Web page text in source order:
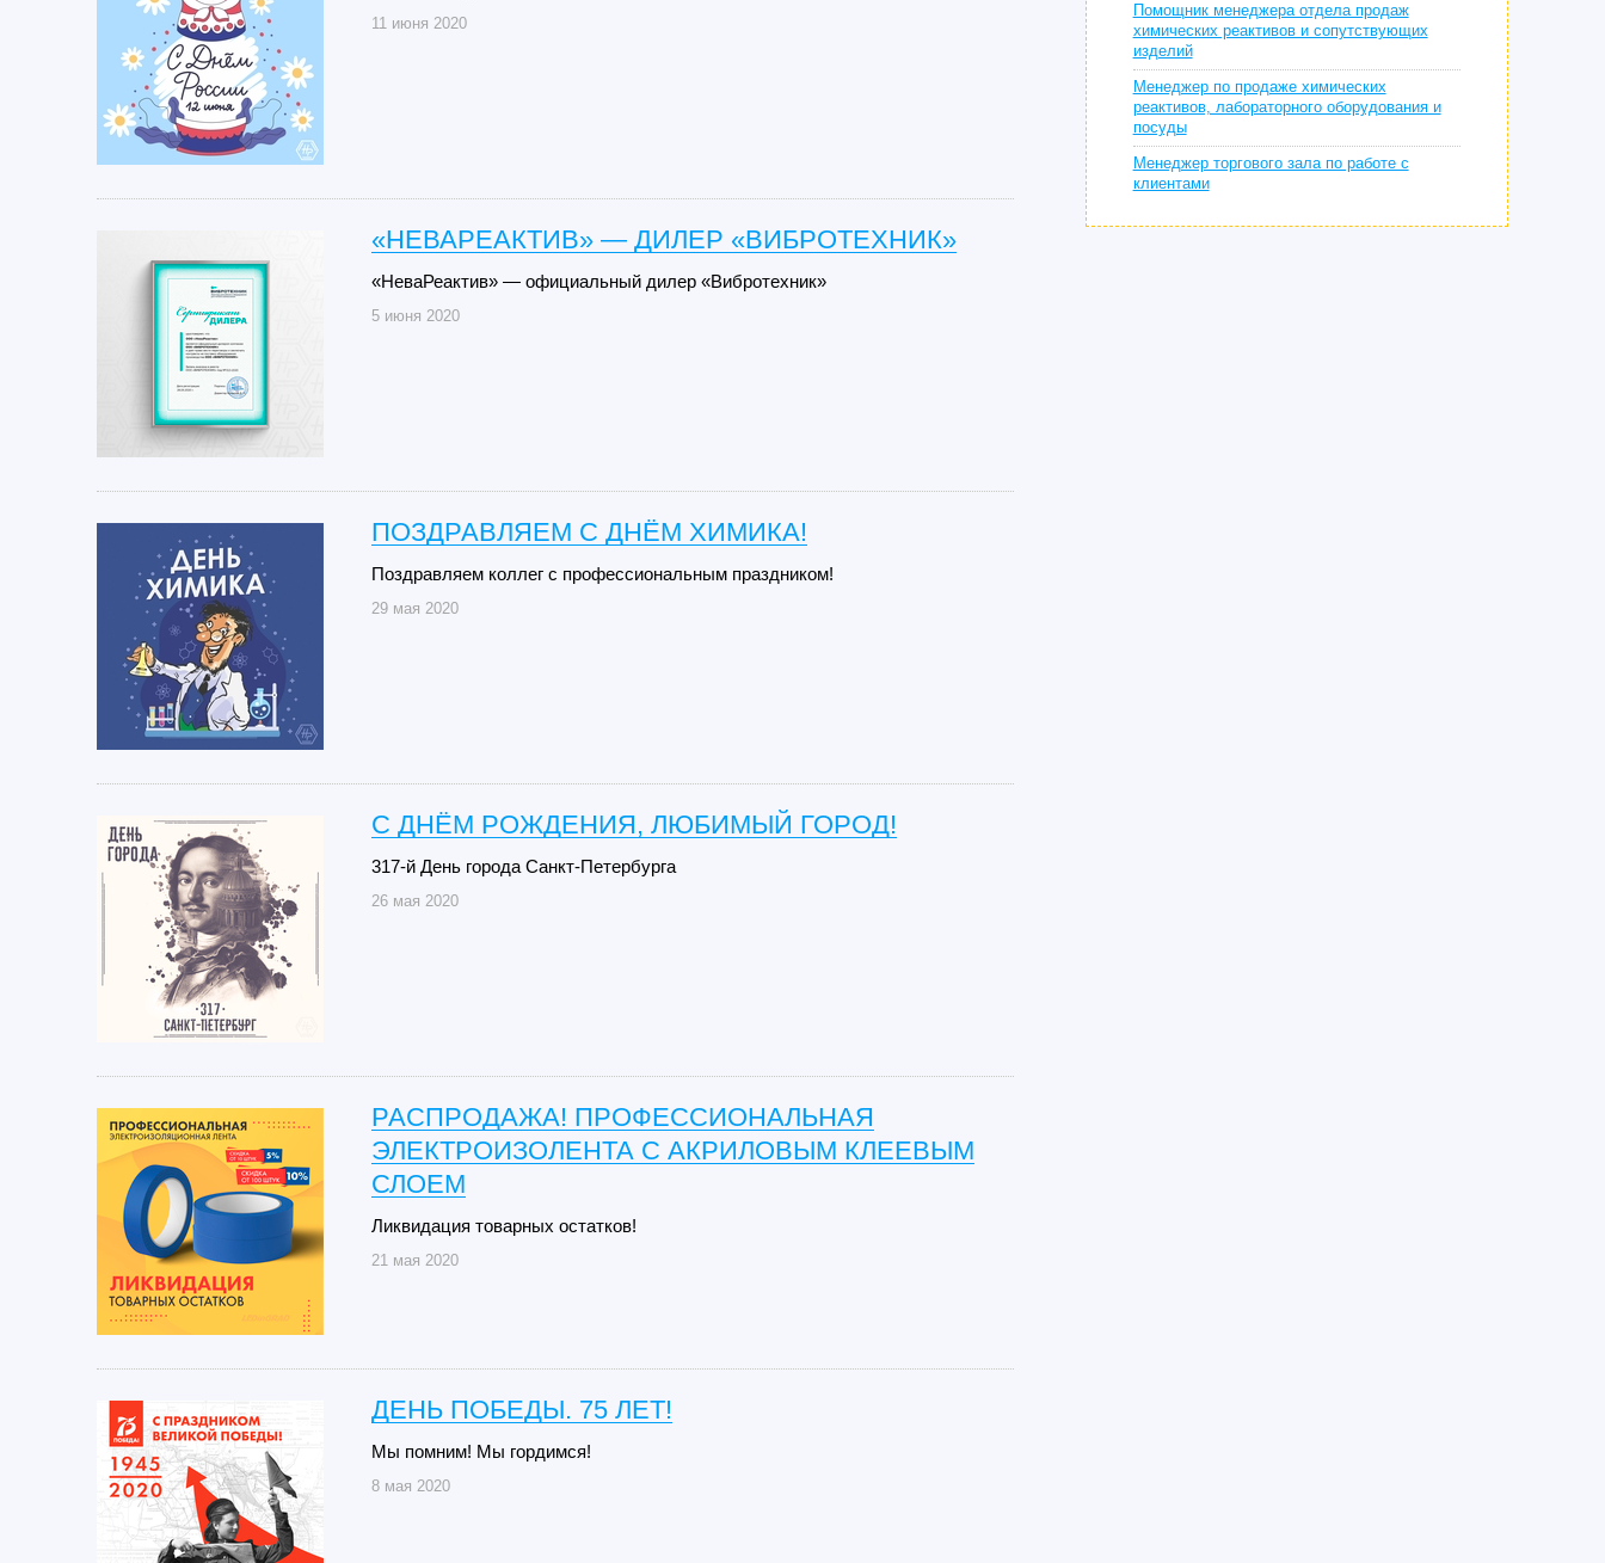
11 июня 2020
«НЕВАРЕАКТИВ» — ДИЛЕР «ВИБРОТЕХНИК»
«НеваРеактив» — официальный дилер «Вибротехник»
5 июня 2020
ПОЗДРАВЛЯЕМ С ДНЁМ ХИМИКА!
Поздравляем коллег с профессиональным праздником!
29 мая 2020
С ДНЁМ РОЖДЕНИЯ, ЛЮБИМЫЙ ГОРОД!
317-й День города Санкт-Петербурга
26 мая 2020
РАСПРОДАЖА! ПРОФЕССИОНАЛЬНАЯ
ЭЛЕКТРОИЗОЛЕНТА С АКРИЛОВЫМ КЛЕЕВЫМ
СЛОЕМ
Ликвидация товарных остатков!
21 мая 2020
ДЕНЬ ПОБЕДЫ. 75 ЛЕТ!
Мы помним! Мы гордимся!
8 мая 2020
Помощник менеджера отдела продаж
химических реактивов и сопутствующих
изделий
Менеджер по продаже химических
реактивов, лабораторного оборудования и
посуды
Менеджер торгового зала по работе с
клиентами